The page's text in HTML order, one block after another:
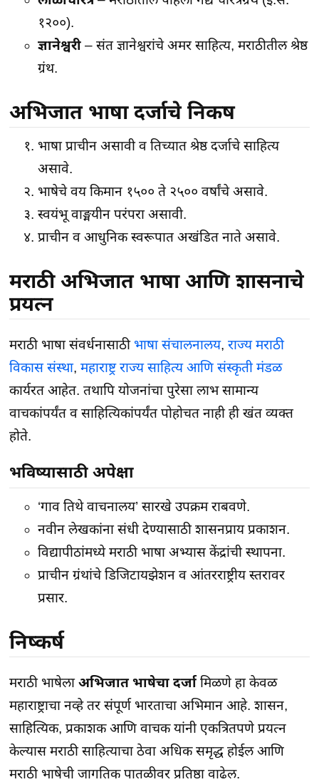
१२००).
ज्ञानेश्वरी – संत ज्ञानेश्वरांचे अमर साहित्य, मराठीतील श्रेष्ठ
ग्रंथ.
अभिजात भाषा दर्जाचे निकष
भाषा प्राचीन असावी व तिच्यात श्रेष्ठ दर्जाचे साहित्य
असावे.
भाषेचे वय किमान १५०० ते २५०० वर्षांचे असावे.
स्वयंभू वाङ्मयीन परंपरा असावी.
प्राचीन व आधुनिक स्वरूपात अखंडित नाते असावे.
मराठी अभिजात भाषा आणि शासनाचे
प्रयत्न
मराठी भाषा संवर्धनासाठी भाषा संचालनालय,राज्य मराठी
विकास संस्था,महाराष्ट्र राज्य साहित्य आणि संस्कृती मंडळ
कार्यरत आहेत. तथापि योजनांचा पुरेसा लाभ सामान्य
वाचकांपर्यंत व साहित्यिकांपर्यंत पोहोचत नाही ही खंत व्यक्त
होते.
भविष्यासाठी अपेक्षा
‘गाव तिथे वाचनालय’ सारखे उपक्रम राबवणे.
नवीन लेखकांना संधी देण्यासाठी शासनप्राय प्रकाशन.
विद्यापीठांमध्ये मराठी भाषा अभ्यास केंद्रांची स्थापना.
प्राचीन ग्रंथांचे डिजिटायझेशन व आंतरराष्ट्रीय स्तरावर
प्रसार.
निष्कर्ष
मराठी भाषेलाअभिजात भाषेचा दर्जा मिळणे हा केवळ
महाराष्ट्राचा नव्हे तर संपूर्ण भारताचा अभिमान आहे. शासन,
साहित्यिक, प्रकाशक आणि वाचक यांनी एकत्रितपणे प्रयत्न
केल्यास मराठी साहित्याचा ठेवा अधिक समृद्ध होईल आणि
मराठी भाषेची जागतिक पातळीवर प्रतिष्ठा वाढेल.